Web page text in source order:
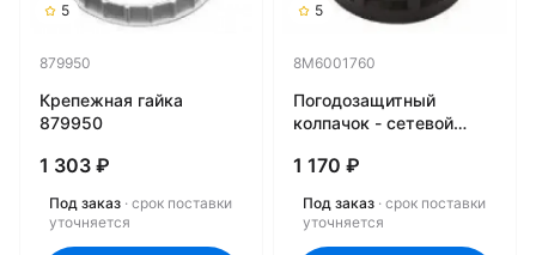
5
879950
Крепежная гайка
879950
1 303 ₽
Под заказ · срок поставки
уточняется
5
8M6001760
Погодозащитный
колпачок - сетевой
1 170 ₽
Под заказ · срок поставки
уточняется